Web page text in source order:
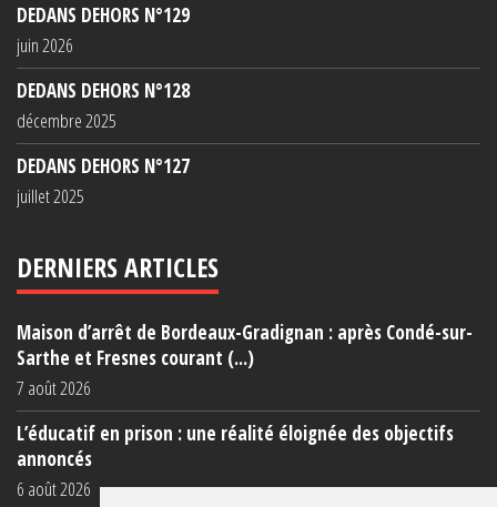
DEDANS DEHORS N°129
juin 2026
DEDANS DEHORS N°128
décembre 2025
DEDANS DEHORS N°127
juillet 2025
DERNIERS ARTICLES
Maison d’arrêt de Bordeaux-Gradignan : après Condé-sur-
Sarthe et Fresnes courant (...)
7 août 2026
L’éducatif en prison : une réalité éloignée des objectifs
annoncés
6 août 2026